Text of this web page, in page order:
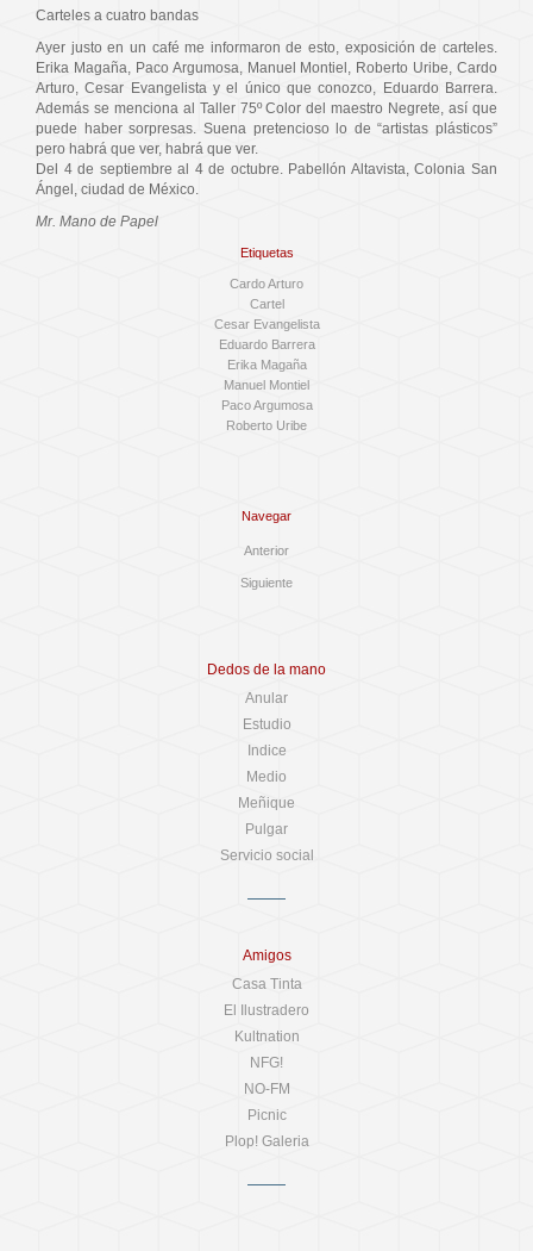
Carteles a cuatro bandas
Ayer justo en un café me informaron de esto, exposición de carteles.
Erika Magaña, Paco Argumosa, Manuel Montiel, Roberto Uribe, Cardo
Arturo, Cesar Evangelista y el único que conozco, Eduardo Barrera.
Además se menciona al Taller 75º Color del maestro Negrete, así que
puede haber sorpresas. Suena pretencioso lo de “artistas plásticos”
pero habrá que ver, habrá que ver.
Del 4 de septiembre al 4 de octubre. Pabellón Altavista, Colonia San
Ángel, ciudad de México.
Mr. Mano de Papel
Etiquetas
Cardo Arturo
Cartel
Cesar Evangelista
Eduardo Barrera
Erika Magaña
Manuel Montiel
Paco Argumosa
Roberto Uribe
Navegar
Anterior
Siguiente
Dedos de la mano
Anular
Estudio
Indice
Medio
Meñique
Pulgar
Servicio social
Amigos
Casa Tinta
El Ilustradero
Kultnation
NFG!
NO-FM
Picnic
Plop! Galeria